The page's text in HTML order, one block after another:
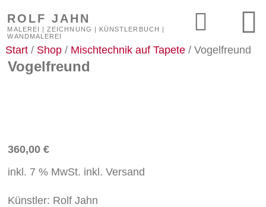
ROLF JAHN
MALEREI | ZEICHNUNG | KÜNSTLERBUCH |
WANDMALEREI
Start/ Shop/ Mischtechnik auf Tapete/ Vogelfreund
Vogelfreund
360,00€
inkl. 7 % MwSt. inkl. Versand
Künstler: Rolf Jahn